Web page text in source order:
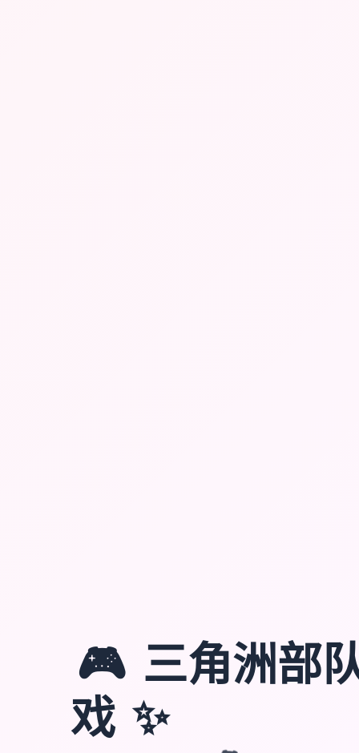
🎮 三角洲部
戏 ✨